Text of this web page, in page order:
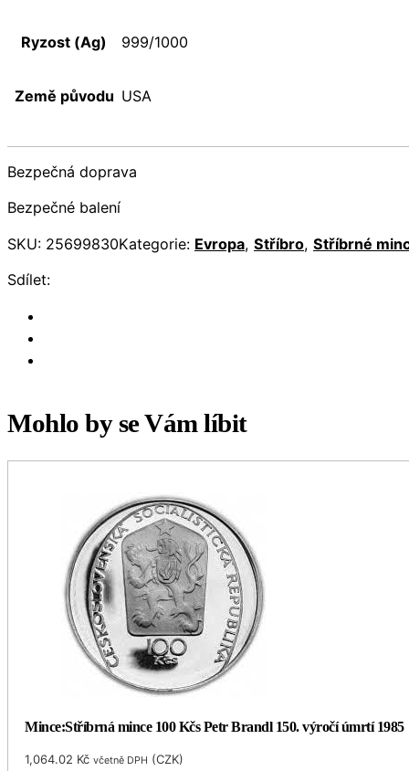
Ryzost (Ag) 999/1000
Země původu USA
Bezpečná doprava
Bezpečné balení
SKU: 25699830Kategorie: Evropa, Stříbro, Stříbrné
Sdílet:
Mohlo by se Vám líbit
Mince:Stříbrná mince 100 Kčs Petr Brandl 150. výročí úmrtí 1985
1,064.02 Kč včetně DPH (CZK)